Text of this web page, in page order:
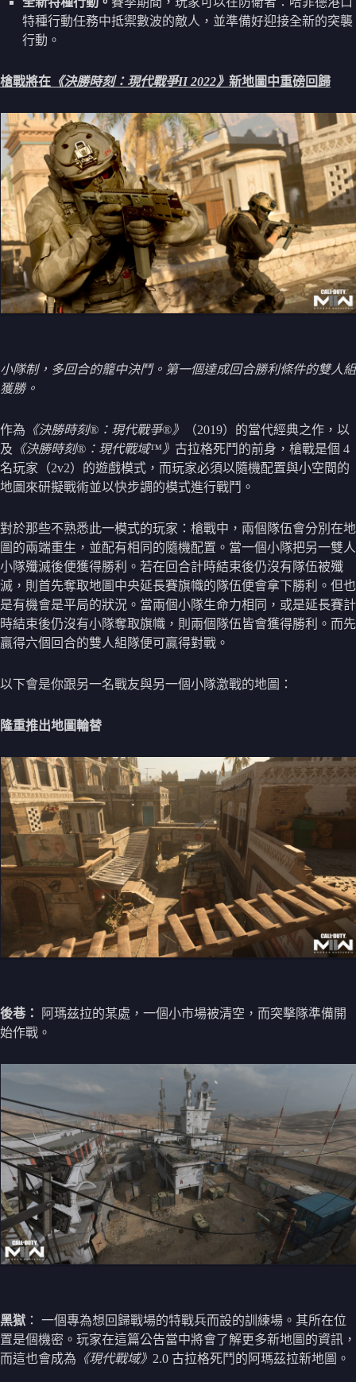
特種行動任務中抵禦數波的敵人，並準備好迎接全新的突襲
行動。
槍戰將在 《決勝時刻：現代戰爭II 2022》 新地圖中重磅回歸
小隊制，多回合的籠中決鬥。第一個達成回合勝利條件的雙人組
獲勝。
作為 《決勝時刻®：現代戰爭®》
（2019）的當代經典之作，以
及 《決勝時刻®：現代戰域™》 古拉格死鬥的前身，槍戰是個 4
名玩家（2v2）的遊戲模式，而玩家必須以隨機配置與小空間的
地圖來研擬戰術並以快步調的模式進行戰鬥。
對於那些不熟悉此一模式的玩家：槍戰中，兩個隊伍會分別在地
圖的兩端重生，並配有相同的隨機配置。當一個小隊把另一雙人
小隊殲滅後便獲得勝利。若在回合計時結束後仍沒有隊伍被殲
滅，則首先奪取地圖中央延長賽旗幟的隊伍便會拿下勝利。但也
是有機會是平局的狀況。當兩個小隊生命力相同，或是延長賽計
時結束後仍沒有小隊奪取旗幟，則兩個隊伍皆會獲得勝利。而先
贏得六個回合的雙人組隊便可贏得對戰。
以下會是你跟另一名戰友與另一個小隊激戰的地圖：
隆重推出地圖輪替
後巷：
阿瑪兹拉的某處，一個小市場被清空，而突擊隊準備開
始作戰。
黑獄 ： 一個專為想回歸戰場的特戰兵而設的訓練場。其所在位
置是個機密。玩家在這篇公告當中將會了解更多新地圖的資訊，
而這也會成為 《現代戰域》 2.0 古拉格死鬥的阿瑪茲拉新地圖。